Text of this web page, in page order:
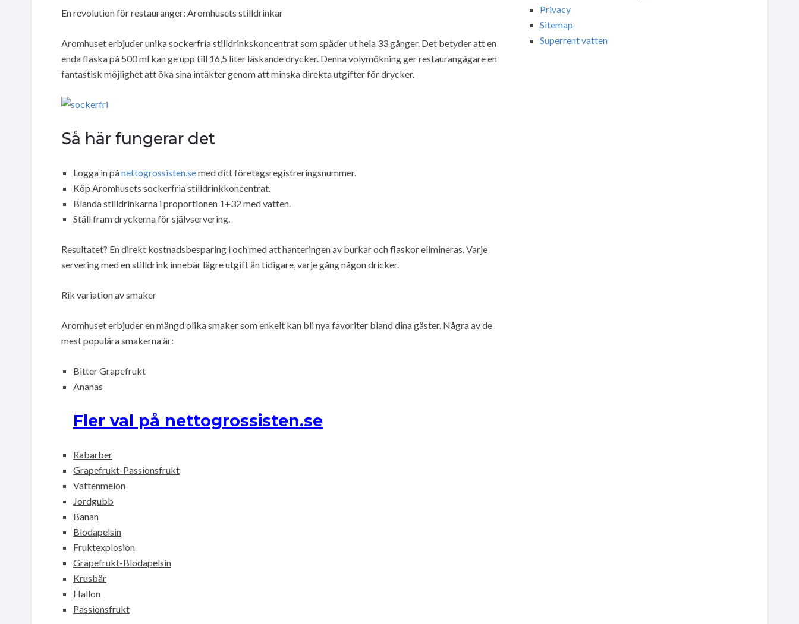
En revolution för restauranger: Aromhusets stilldrinkar
Aromhuset erbjuder unika sockerfria stilldrinkskoncentrat som späder ut hela 33 gånger. Det betyder att en
enda flaska på 500 ml kan ge upp till 16,5 liter läskande drycker. Denna volymökning ger restaurangägare en
fantastisk möjlighet att öka sina intäkter genom att minska direkta utgifter för drycker.
Så här fungerar det
Logga in pånettogrossisten.semed ditt företagsregistreringsnummer.
Köp Aromhusets sockerfria stilldrinkkoncentrat.
Blanda stilldrinkarna i proportionen 1+32 med vatten.
Ställ fram dryckerna för självservering.
Resultatet? En direkt kostnadsbesparing i och med att hanteringen av burkar och flaskor elimineras. Varje
servering med en stilldrink innebär lägre utgift än tidigare, varje gång någon dricker.
Rik variation av smaker
Aromhuset erbjuder en mängd olika smaker som enkelt kan bli nya favoriter bland dina gäster. Några av de
mest populära smakerna är:
Bitter Grapefrukt
Ananas
Fler val på nettogrossisten.se
Rabarber
Grapefrukt-Passionsfrukt
Vattenmelon
Jordgubb
Banan
Blodapelsin
Fruktexplosion
Grapefrukt-Blodapelsin
Krusbär
Hallon
Passionsfrukt
Privacy
Sitemap
Superrent vatten